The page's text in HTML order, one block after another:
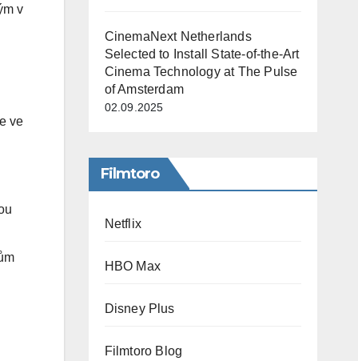
v
ve
CinemaNext Netherlands
Selected to Install State-of-the-Art
Cinema Technology at The Pulse
of Amsterdam
02.09.2025
Filmtoro
Netflix
HBO Max
Disney Plus
Filmtoro Blog